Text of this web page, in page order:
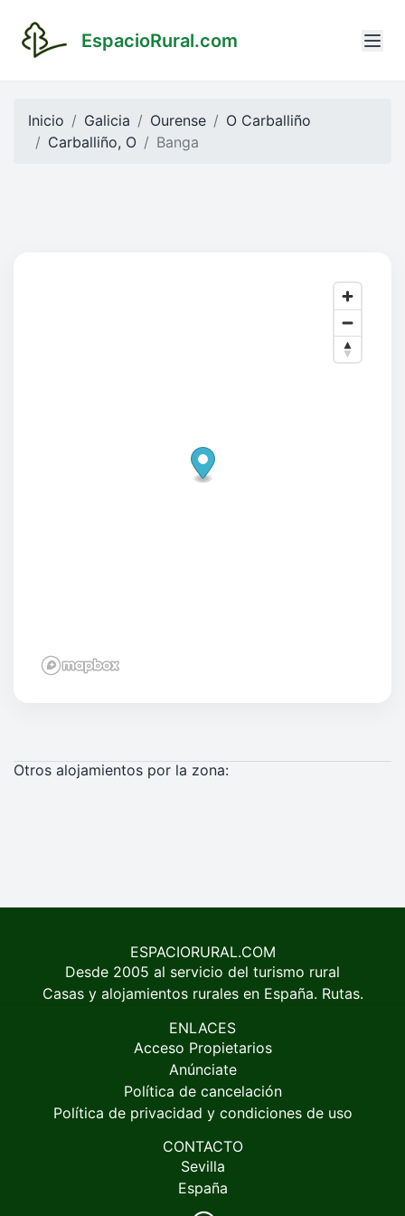
EspacioRural.com
Inicio Galicia Ourense
O Carballiño
Carballiño, O
Banga
Otros alojamientos por la zona:
ESPACIORURAL.COM
Desde 2005 al servicio del turismo rural
Casas y alojamientos rurales en España. Rutas.
ENLACES
Acceso Propietarios
Anúnciate
Política de cancelación
Política de privacidad y condiciones de uso
CONTACTO
Sevilla
España